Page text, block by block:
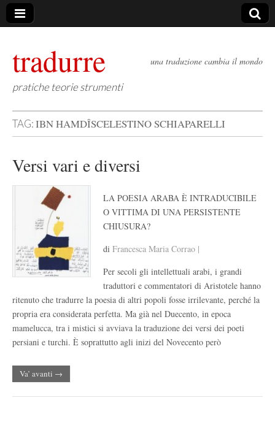
tradurre
pratiche teorie strumenti
una traduzione cambia il mondo
TAG:IBN HAMDÎSCELESTINO SCHIAPARELLI
Versi vari e diversi
LA POESIA ARABA È INTRADUCIBILE
O VITTIMA DI UNA PERSISTENTE
CHIUSURA?
di Francesca Maria Corrao |
Per secoli gli intellettuali arabi, i grandi
traduttori e commentatori di Aristotele hanno
ritenuto che tradurre la poesia di altri popoli fosse irrilevante, perché la
propria era considerata perfetta. Ma già nel Duecento, in epoca
mamelucca, tra i mistici si avviava la traduzione dei versi dei poeti
persiani e turchi. È soprattutto agli inizi del Novecento però
Va’ avanti →